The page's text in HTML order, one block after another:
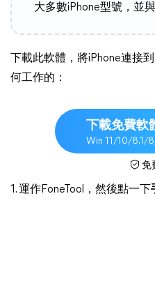
大多數iPhone型號，並
下載此軟體，將iPhone連接
何工作的：
下載免費軟
Win 11/10/8.1/
免
1. 運作FoneTool，然後點一下